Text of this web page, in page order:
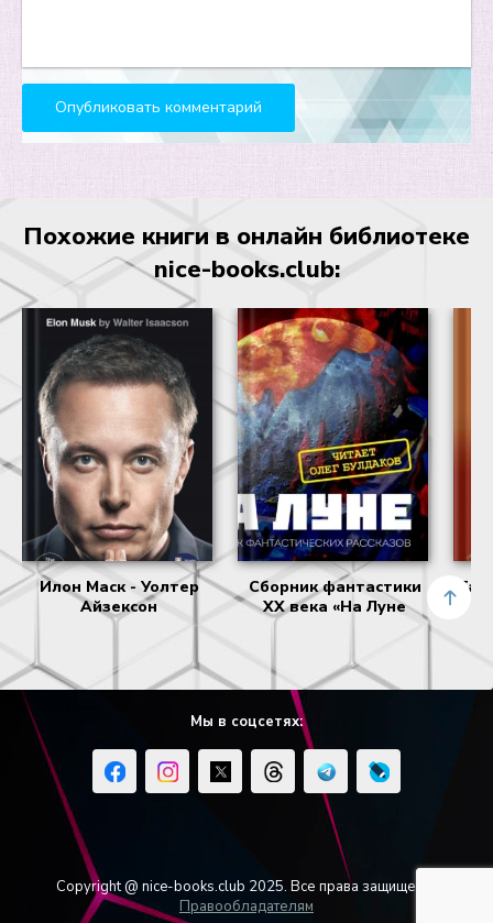
Похожие книги в онлайн библиотеке
nice-books.club:
Илон Маск - Уолтер
Айзексон
Сборник фантастики
XX века «На Луне
Мы в соцсетях:
Copyright @ nice-books.club 2025. Все права защищены.
Правообладателям